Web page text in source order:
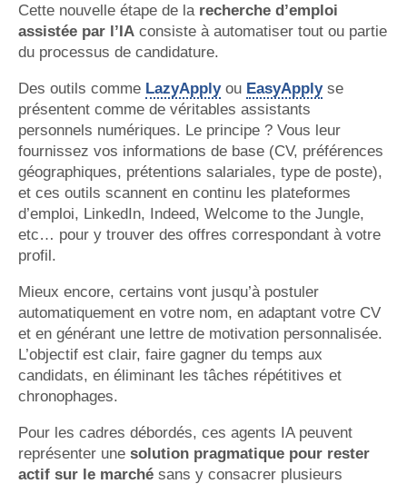
Cette nouvelle étape de la recherche d’emploi
assistée par l’IA consiste à automatiser tout ou partie
du processus de candidature.
Des outils comme LazyApplyou EasyApplyse
présentent comme de véritables assistants
personnels numériques. Le principe ? Vous leur
fournissez vos informations de base (CV, préférences
géographiques, prétentions salariales, type de poste),
et ces outils scannent en continu les plateformes
d’emploi, LinkedIn, Indeed, Welcome to the Jungle,
etc… pour y trouver des offres correspondant à votre
profil.
Mieux encore, certains vont jusqu’à postuler
automatiquement en votre nom, en adaptant votre CV
et en générant une lettre de motivation personnalisée.
L’objectif est clair, faire gagner du temps aux
candidats, en éliminant les tâches répétitives et
chronophages.
Pour les cadres débordés, ces agents IA peuvent
représenter une solution pragmatique pour rester
actif sur le marché sans y consacrer plusieurs